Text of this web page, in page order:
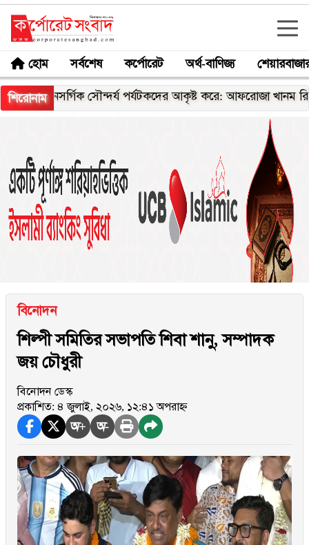
হোম সর্বশেষ কর্পোরেট অর্থ-বাণিজ্য
শিরোনামসৌন্দর্য পর্যটকদের আকৃষ্ট করে: আফরোজা খানম রিতা যুবদল
বিনোদন
শিল্পী সমিতির সভাপতি শিবা শানু, সম্পাদক
জয় চৌধুরী
বিনোদন ডেস্ক
প্রকাশিত: ৪ জুলাই, ২০২৬, ১২:৪১ অপরাহ্ন
অ+ অ-